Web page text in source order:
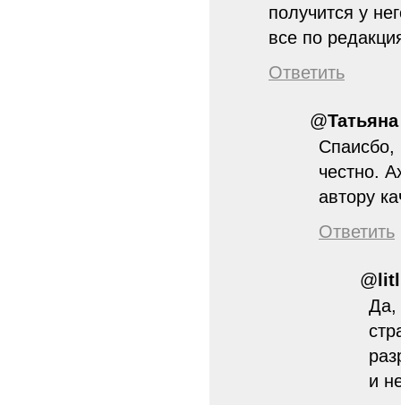
получится у
все по
Ответить
@Татьяна
Спаисбо,
честно.
автору
Ответить
@
Да,
и